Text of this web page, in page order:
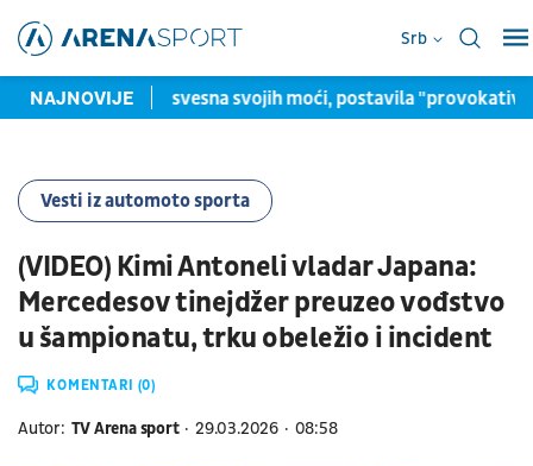
Srb
NAJNOVIJE
Vilagoš, svesna svojih moći, postavila "provokativno"
Vesti iz automoto sporta
(VIDEO) Kimi Antoneli vladar Japana:
Mercedesov tinejdžer preuzeo vođstvo
u šampionatu, trku obeležio i incident
KOMENTARI (0)
Autor: TV Arena sport 29.03.2026 08:58